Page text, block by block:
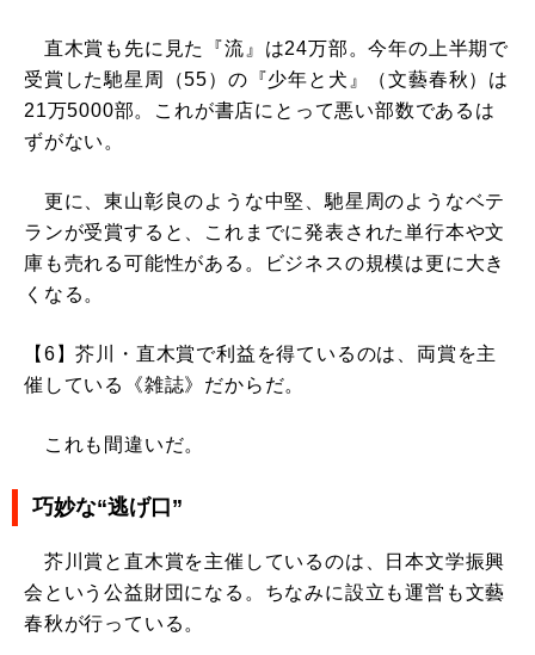
直木賞も先に見た『流』は24万部。今年の上半期で
受賞した馳星周（55）の『少年と犬』（文藝春秋）は
21万5000部。これが書店にとって悪い部数であるは
ずがない。
更に、東山彰良のような中堅、馳星周のようなベテ
ランが受賞すると、これまでに発表された単行本や文
庫も売れる可能性がある。ビジネスの規模は更に大き
くなる。
【6】芥川・直木賞で利益を得ているのは、両賞を主
催している《雑誌》だからだ。
これも間違いだ。
巧妙な“逃げ口”
芥川賞と直木賞を主催しているのは、日本文学振興
会という公益財団になる。ちなみに設立も運営も文藝
春秋が行っている。